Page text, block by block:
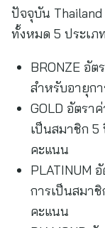
ปัจจุบัน
ทั้งหมด 5 ประเภ
BRONZE อั
สำหรับอายุก
GOLD อัตรา
เป็นสมาชิก
คะแนน
PLATINUM
การเป็นสมา
คะแนน